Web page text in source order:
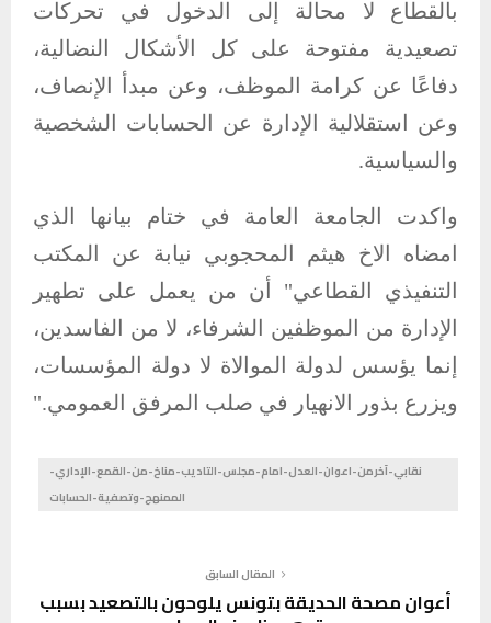
بالقطاع لا محالة إلى الدخول في تحركات
تصعيدية مفتوحة على كل الأشكال النضالية،
دفاعًا عن كرامة الموظف، وعن مبدأ الإنصاف،
وعن استقلالية الإدارة عن الحسابات الشخصية
والسياسية.
واكدت الجامعة العامة في ختام بيانها الذي
امضاه الاخ هيثم المحجوبي نيابة عن المكتب
التنفيذي القطاعي" أن من يعمل على تطهير
الإدارة من الموظفين الشرفاء، لا من الفاسدين،
إنما يؤسس لدولة الموالاة لا دولة المؤسسات،
ويزرع بذور الانهيار في صلب المرفق العمومي."
نقابي-آخرمن-اعوان-العدل-امام-مجلس-التاديب-مناخ-من-القمع-الإداري-
الممنهج-وتصفية-الحسابات
المقال السابق
أعوان مصحة الحديقة بتونس يلوحون بالتصعيد بسبب